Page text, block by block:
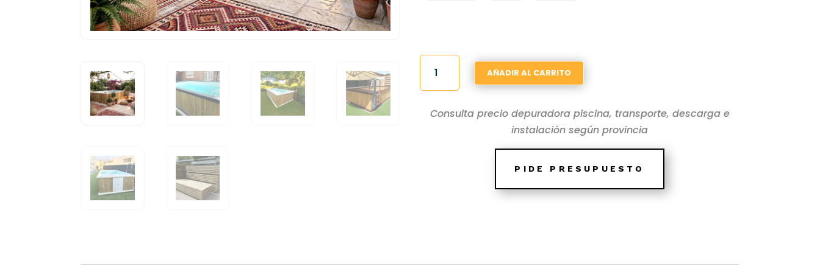
NATURAL
PREFABRICADA
AÑADIR AL CARRITO
Consulta precio depuradora piscina, transporte, descarga e
instalación según provincia
PIDE PRESUPUESTO